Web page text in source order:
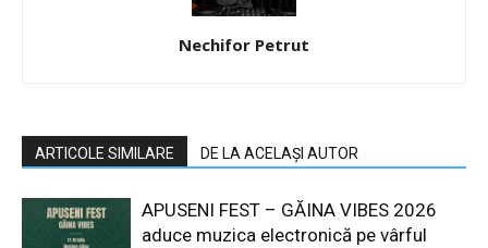
Nechifor Petrut
ARTICOLE SIMILARE DE LA ACELAȘI AUTOR
APUSENI FEST – GĂINA VIBES 2026
aduce muzica electronică pe vârful